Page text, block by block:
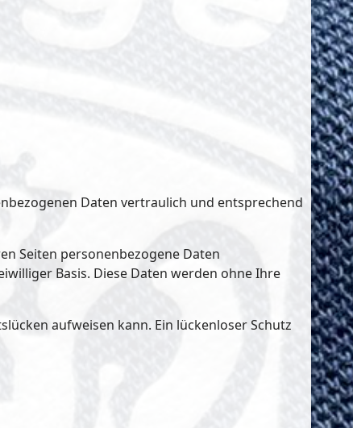
Daten vertraulich und entsprechend
Seiten personenbezogene Daten
Basis. Diese Daten werden ohne Ihre
aufweisen kann. Ein lückenloser Schutz